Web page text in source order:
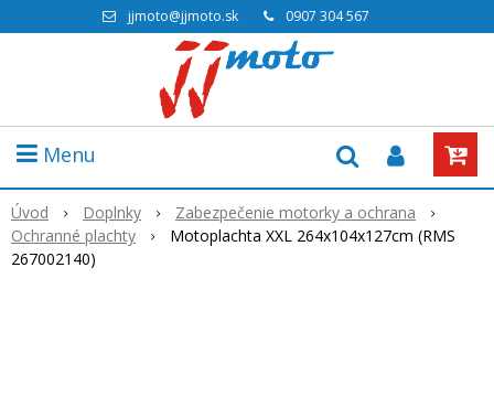
jjmoto@jjmoto.sk 0907 304 567
Menu
Úvod Doplnky
Zabezpečenie motorky a ochrana
Ochranné plachty
Motoplachta XXL 264x104x127cm (RMS
267002140)